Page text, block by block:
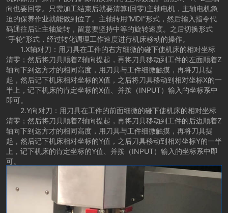
向也要回零。只需加工结束后就要清算(回零)主轴电机，主轴电机急
迫的保养作业就能做到位了。主轴转用“MDI”形式，然后输入指令代
码通往后让主轴旋转，留意要坚持中等的旋转速度。之后切换形式
“手轮”形式，经过转化调理工作速度进行机床移动的操作。
1.X轴对刀：用刀具在工件的右方细微的碰下使机床的相对坐标
清零；然后将刀具顺着Z轴向提起，再将刀具移动到工件的左面顺着Z
轴向下到达方才的相同高度，用刀具与工件细微触摸，再将刀具提
起，然后记下机床相对坐标的X值，之后将刀具移动到相对坐标X的一
半上，记下机床的肯定坐标的X值、并按（INPUT）输入的坐标系中
即可。
2.Y向对刀：用刀具在工件的前面细微的碰下使机床的相对坐标
清零；然后将刀具顺着Z轴向提起，再将刀具移动到工件的后边顺着Z
轴向下到达方才的相同高度，用刀具与工件细微触摸，再将刀具提
起，然后记下机床相对坐标的Y值，之后刀具移动到相对坐标Y的一半
上，记下机床的肯定坐标的Y值、并按（INPUT）输入的坐标系中即
可。